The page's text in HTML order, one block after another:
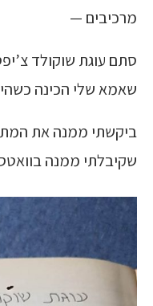
מרכיבים —
סתם עוגת שוקולד
שאמא שלי הכינה
ביקשתי ממנה את
שקיבלתי ממנה